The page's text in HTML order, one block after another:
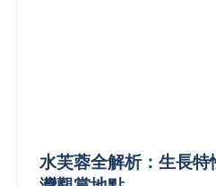
水芙蓉全解析：生長